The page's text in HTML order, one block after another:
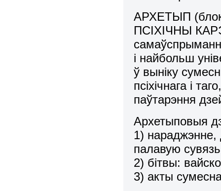
АРХЕТЫП (блок
ПСІХІЧНЫ
і найбольш
ў выніку
псіхічнага і
паўтарэння
Архетыповыя
1) нараджэнне,
палавую
2) бітвы:
3) акты